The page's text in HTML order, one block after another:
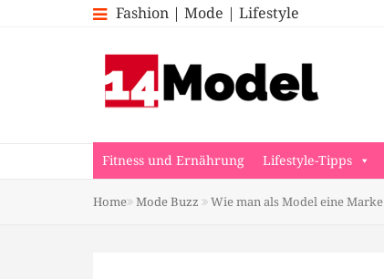
Fashion | Mode | Lifestyle
Fitness und Ernährung Lifestyle-Tipps
Home Mode Buzz Wie man als Model eine